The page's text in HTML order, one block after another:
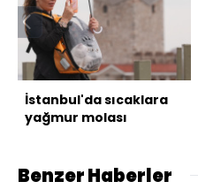
İstanbul'da sıcaklara
yağmur molası
Benzer Haberler